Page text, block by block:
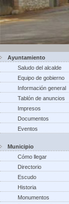
Ayuntamiento
Saludo del alcalde
Equipo de gobierno
Información general
Tablón de anuncios
Impresos
Documentos
Eventos
Municipio
Cómo llegar
Directorio
Escudo
Historia
Monumentos